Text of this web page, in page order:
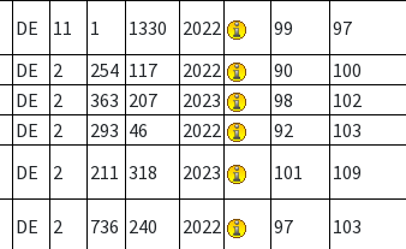
DE 11 1 1330 2022 99 97
DE 2 254 117 2022 90 100
DE 2 363 207 2023 98 102
DE 2 293 46 2022 92 103
DE 2 211 318 2023 101 109
DE 2 736 240 2022 97 103